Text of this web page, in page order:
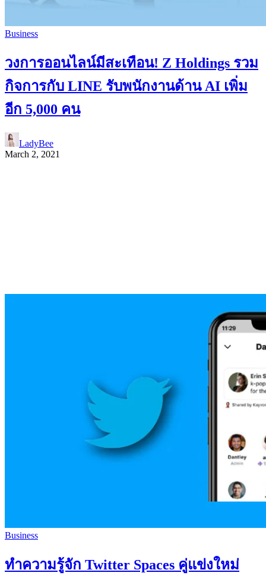
Business
วงการออนไลน์มีสะเทือน! Z Holdings รวม
กิจการกับ LINE รับพนักงานด้าน AI เพิ่ม
อีก 5,000 คน
LadyBee
March 2, 2021
Business
ทำความรู้จัก Twitter Spaces คู่แข่งใหม่